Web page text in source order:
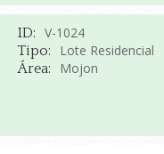
ID: V-1024
Tipo: Lote Residencial
Área: Mojon